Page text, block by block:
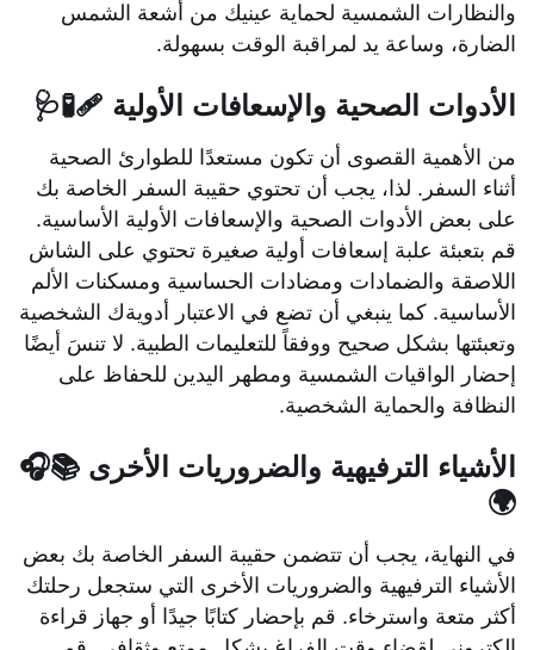
والنظارات الشمسية لحماية عينيك من أشعة الشمس
الضارة، وساعة يد لمراقبة الوقت بسهولة.
الأدوات الصحية والإسعافات الأولية 🩹🧪🩺
من الأهمية القصوى أن تكون مستعدًا للطوارئ الصحية
أثناء السفر. لذا، يجب أن تحتوي حقيبة السفر الخاصة بك
على بعض الأدوات الصحية والإسعافات الأولية الأساسية.
قم بتعبئة علبة إسعافات أولية صغيرة تحتوي على الشاش
اللاصقة والضمادات ومضادات الحساسية ومسكنات الألم
الأساسية. كما ينبغي أن تضع في الاعتبار أدويةك الشخصية
وتعبئتها بشكل صحيح ووفقاً للتعليمات الطبية. لا تنسَ أيضًا
إحضار الواقيات الشمسية ومطهر اليدين للحفاظ على
النظافة والحماية الشخصية.
الأشياء الترفيهية والضروريات الأخرى 📚🎧
🌍
في النهاية، يجب أن تتضمن حقيبة السفر الخاصة بك بعض
الأشياء الترفيهية والضروريات الأخرى التي ستجعل رحلتك
أكثر متعة واسترخاء. قم بإحضار كتابًا جيدًا أو جهاز قراءة